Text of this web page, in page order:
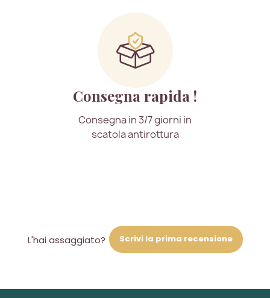
Consegna rapida !
Consegna in 3/7 giorni in
scatola antirottura
L'hai assaggiato? Scrivi la prima recensione